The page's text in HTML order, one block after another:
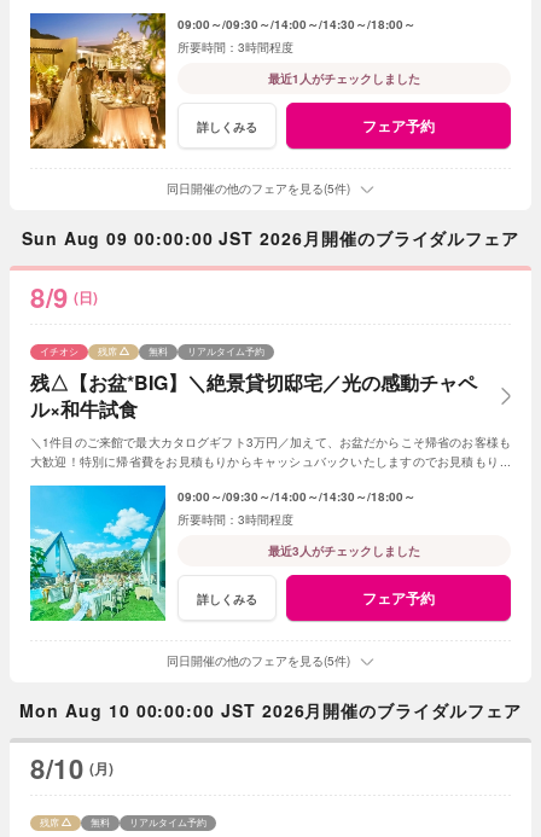
09:00～ 09:30～ 14:00～ 14:30～ 18:00～
3時間程度
最近1人がチェックしました
詳しくみる フェア予約
同日開催の他のフェアを見る(5件)
Sun Aug 09 00:00:00 JST 2026月開催のブライダルフェア
8/9 (日)
残△【お盆*BIG】＼絶景貸切邸宅／光の感動チャペ
ル×和牛試食
イチオシ 残席 無料 リアルタイム予約
＼1件目のご来館で最大カタログギフト3万円／加えて、お盆だからこそ帰省のお客様も
大歓迎！特別に帰省費をお見積もりからキャッシュバックいたしますのでお見積もり作
09:00～ 09:30～ 14:00～ 14:30～ 18:00～
3時間程度
最近3人がチェックしました
詳しくみる フェア予約
同日開催の他のフェアを見る(5件)
Mon Aug 10 00:00:00 JST 2026月開催のブライダルフェア
8/10 (月)
残席 無料 リアルタイム予約